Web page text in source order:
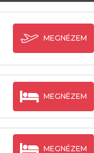
MEGNÉZEM
MEGNÉZEM
MEGNÉZEM